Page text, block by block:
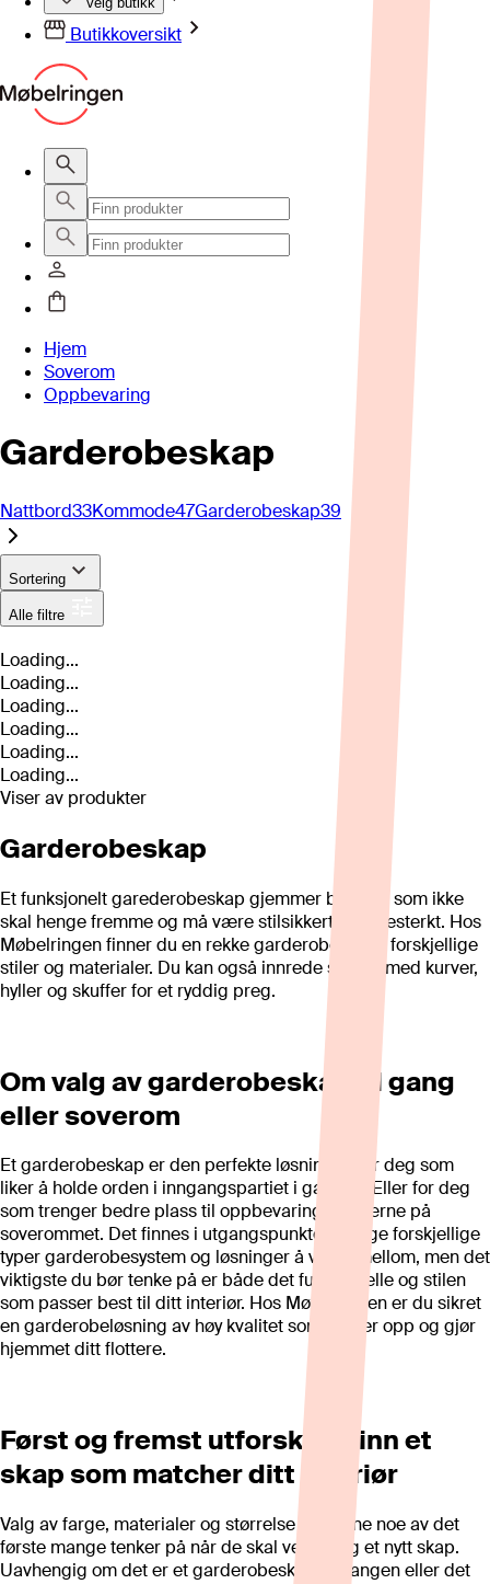
Butikkoversikt
Hjem
Soverom
Oppbevaring
Garderobeskap
Nattbord33Kommode47Garderobeskap39
Sortering
Alle filtre
Loading...
Loading...
Loading...
Loading...
Loading...
Loading...
Viserav produkter
Garderobeskap
Et funksjonelt garederobeskap gjemmer bort det som ikke
skal henge fremme og må være stilsikkert og slitesterkt. Hos
Møbelringen finner du en rekke garderobeskap i forskjellige
stiler og materialer. Du kan også innrede skapet med kurver,
hyller og skuffer for et ryddig preg.
Om valg av garderobeskap til gang
eller soverom
Et garderobeskap er den perfekte løsningen for deg som
liker å holde orden i inngangspartiet i gangen. Eller for deg
som trenger bedre plass til oppbevaring av klærne på
soverommet. Det finnes i utgangspunktet mange forskjellige
typer garderobesystem og løsninger å velge mellom, men det
viktigste du bør tenke på er både det funksjonelle og stilen
som passer best til ditt interiør. Hos Møbelringen er du sikret
en garderobeløsning av høy kvalitet som rydder opp og gjør
hjemmet ditt flottere.
Først og fremst utforsk og finn et
skap som matcher ditt interiør
Valg av farge, materialer og størrelse er gjerne noe av det
første mange tenker på når de skal velge seg et nytt skap.
Uavhengig om det er et garderobeskap til gangen eller det